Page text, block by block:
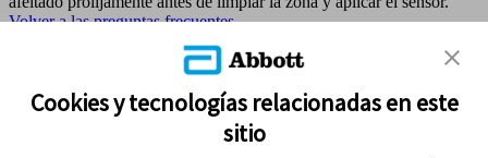
Volver a las preguntas frecuentes
Cookies y tecnologías relacionadas en este
sitio